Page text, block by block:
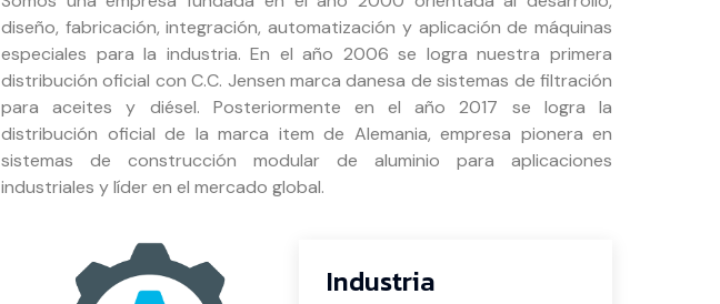
diseño, fabricación, integración, automatización y aplicación de máquinas
especiales para la industria. En el año 2006 se logra nuestra primera
distribución oficial con C.C. Jensen marca danesa de sistemas de filtración
para aceites y diésel. Posteriormente en el año 2017 se logra la
distribución oficial de la marca item de Alemania, empresa pionera en
sistemas de construcción modular de aluminio para aplicaciones
industriales y líder en el mercado global.
Industria